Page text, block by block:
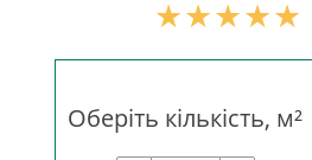
Оберіть кількість, м²